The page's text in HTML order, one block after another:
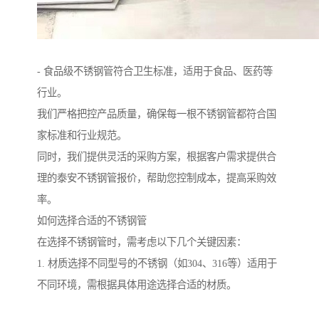
- 食品级不锈钢管符合卫生标准，适用于食品、医药等
行业。
我们严格把控产品质量，确保每一根不锈钢管都符合国
家标准和行业规范。
同时，我们提供灵活的采购方案，根据客户需求提供合
理的泰安不锈钢管报价，帮助您控制成本，提高采购效
率。
如何选择合适的不锈钢管
在选择不锈钢管时，需考虑以下几个关键因素：
1. 材质选择不同型号的不锈钢（如304、316等）适用于
不同环境，需根据具体用途选择合适的材质。